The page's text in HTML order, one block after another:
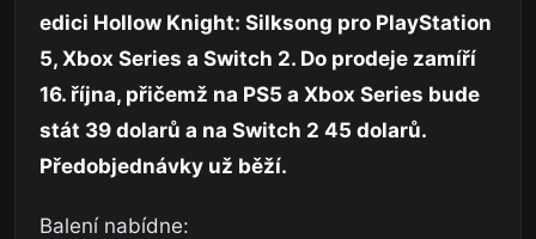
edici Hollow Knight: Silksong pro PlayStation
5, Xbox Series a Switch 2. Do prodeje zamíří
16. října, přičemž na PS5 a Xbox Series bude
stát 39 dolarů a na Switch 2 45 dolarů.
Předobjednávky už běží.
Balení nabídne: